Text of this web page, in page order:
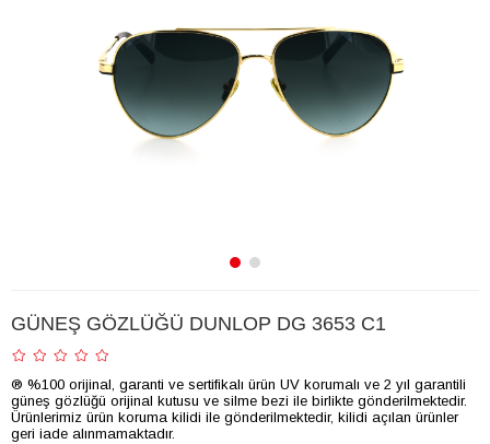
GÜNEŞ GÖZLÜĞÜ DUNLOP DG 3653 C1
® %100 orijinal, garanti ve sertifikalı ürün UV korumalı ve 2 yıl garantili
güneş gözlüğü orijinal kutusu ve silme bezi ile birlikte gönderilmektedir.
Ürünlerimiz ürün koruma kilidi ile gönderilmektedir, kilidi açılan ürünler
geri iade alınmamaktadır.